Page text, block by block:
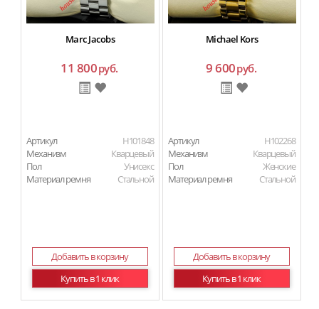
Marc Jacobs
11 800руб.
Артикул
H101848
Механизм
Кварцевый
Пол
Унисекс
Материал ремня
Стальной
Добавить в корзину
Купить в 1 клик
Michael Kors
9 600руб.
Артикул
H102268
Механизм
Кварцевый
Пол
Женские
Материал ремня
Стальной
Добавить в корзину
Купить в 1 клик